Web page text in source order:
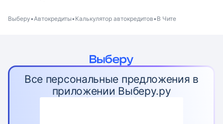
Выберу Автокредиты Калькулятор автокредитов В Чите
Все персональные предложения в
приложении Выберу.ру